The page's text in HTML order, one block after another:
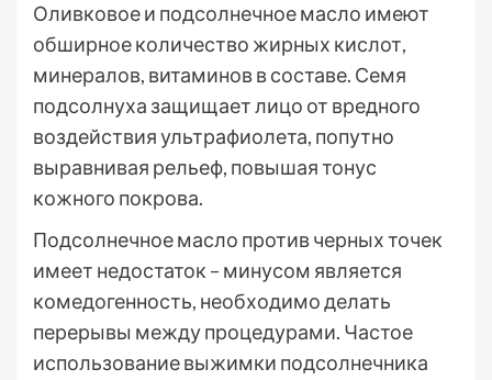
Оливковое и подсолнечное масло имеют
обширное количество жирных кислот,
минералов, витаминов в составе. Семя
подсолнуха защищает лицо от вредного
воздействия ультрафиолета, попутно
выравнивая рельеф, повышая тонус
кожного покрова.
Подсолнечное масло против черных точек
имеет недостаток – минусом является
комедогенность, необходимо делать
перерывы между процедурами. Частое
использование выжимки подсолнечника